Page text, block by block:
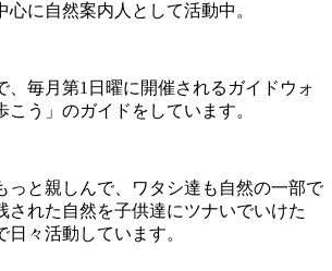
に自然案内人として活動中。
、毎月第1日曜に開催されるガイドウォ
こう」のガイドをしています。
っと親しんで、ワタシ達も自然の一部で
された自然を子供達にツナいでいけた
々活動しています。